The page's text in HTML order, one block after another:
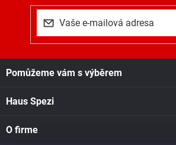
i
s
Pomůžeme vám s výběrem
Haus Spezi
O firme